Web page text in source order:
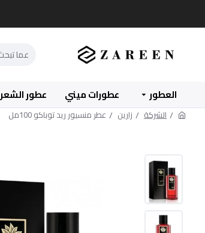
العطور عطورات ميني عطور الشعر
الشركة زارين عطر منسيور ريد توباكو 100مل